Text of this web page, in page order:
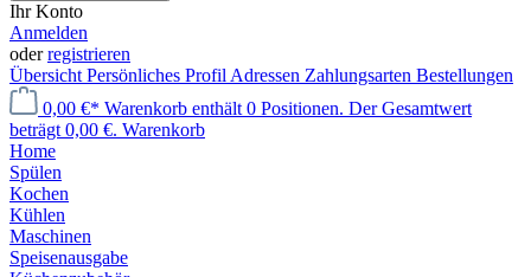
Ihr Konto
Anmelden
oderregistrieren
Übersicht Persönliches Profil Adressen Zahlungsarten Bestellungen
0,00 €* Warenkorb enthält 0 Positionen. Der Gesamtwert
beträgt 0,00 €. Warenkorb
Home
Spülen
Kochen
Kühlen
Maschinen
Speisenausgabe